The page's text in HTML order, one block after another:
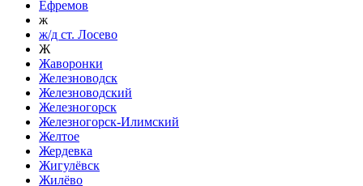
Ефремов
ж
ж/д ст. Лосево
Ж
Жаворонки
Железноводск
Железноводский
Железногорск
Железногорск-Илимский
Желтое
Жердевка
Жигулёвск
Жилёво